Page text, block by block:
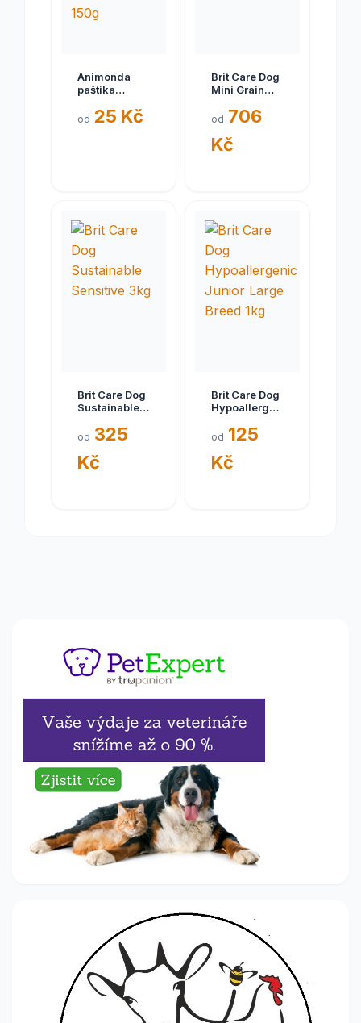
Animonda
paštika
hovězí/krůtí
od 25 Kč
Brit Care Dog
Mini Grain
Yorkshire 7kg
od 706
Kč
Brit Care Dog
Sustainable
od 325
Kč
Brit Care Dog
Hypoallergenic
Breed 1kg
od 125
Kč